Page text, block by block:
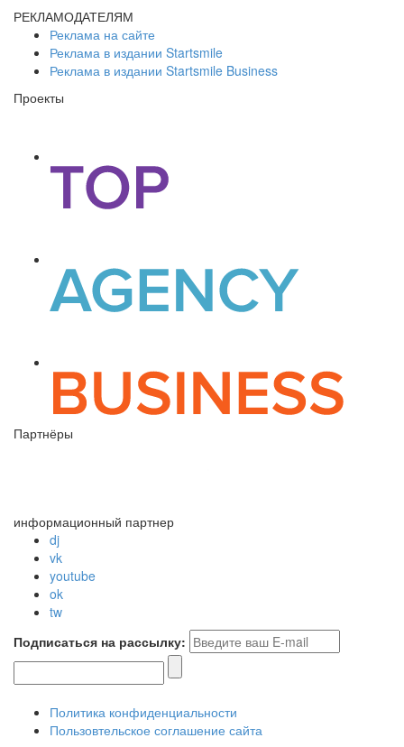
РЕКЛАМОДАТЕЛЯМ
Реклама на сайте
Реклама в издании Startsmile
Реклама в издании Startsmile Business
Проекты
Партнёры
информационный партнер
dj
vk
youtube
ok
tw
Подписаться на рассылку:
Политика конфиденциальности
Пользовтельское соглашение сайта